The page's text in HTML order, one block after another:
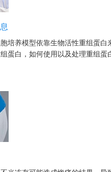
培养模型依靠生物活性重组蛋白
蛋白，如何使用以及处理重组蛋